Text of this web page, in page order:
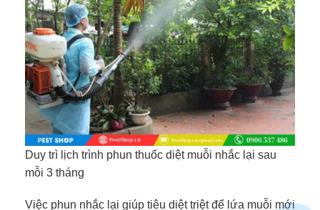
Duy trì lịch trình phun thuốc diệt muỗi nhắc lại sau
mỗi 3 tháng
Việc phun nhắc lại giúp tiêu diệt triệt để lứa muỗi mới